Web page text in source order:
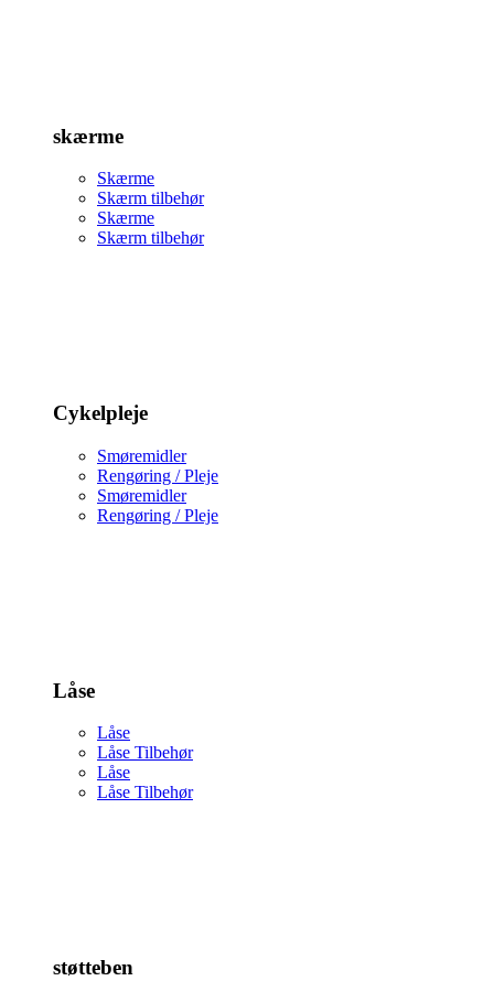
skærme
Skærme
Skærm tilbehør
Skærme
Skærm tilbehør
Cykelpleje
Smøremidler
Rengøring / Pleje
Smøremidler
Rengøring / Pleje
Låse
Låse
Låse Tilbehør
Låse
Låse Tilbehør
støtteben